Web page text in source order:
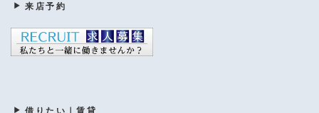
来店予約
借りたい｜賃貸